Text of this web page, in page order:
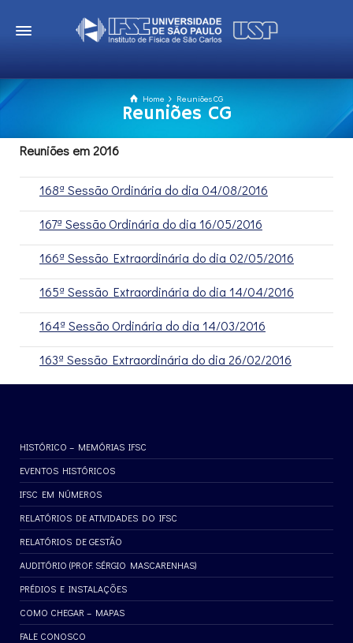
Home Reuniões CG
Reuniões CG
Reuniões em 2016
168ª Sessão Ordinária do dia 04/08/2016
167ª Sessão Ordinária do dia 16/05/2016
166ª Sessão Extraordinária do dia 02/05/2016
165ª Sessão Extraordinária do dia 14/04/2016
164ª Sessão Ordinária do dia 14/03/2016
163ª Sessão Extraordinária do dia 26/02/2016
HISTÓRICO – MEMÓRIAS IFSC
EVENTOS HISTÓRICOS
IFSC EM NÚMEROS
RELATÓRIOS DE ATIVIDADES DO IFSC
RELATÓRIOS DE GESTÃO
AUDITÓRIO (PROF. SÉRGIO MASCARENHAS)
PRÉDIOS E INSTALAÇÕES
COMO CHEGAR – MAPAS
FALE CONOSCO